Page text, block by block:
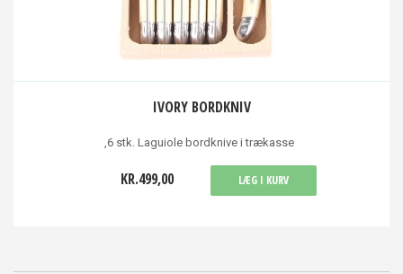
IVORY BORDKNIV
,6 stk. Laguiole bordknive i trækasse
KR.499,00 LÆG I KURV